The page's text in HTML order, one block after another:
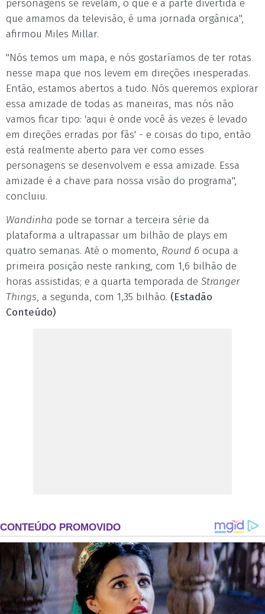
personagens se revelam, o que é a parte divertida e
que amamos da televisão, é uma jornada orgânica",
afirmou Miles Millar.
"Nós temos um mapa, e nós gostaríamos de ter rotas
nesse mapa que nos levem em direções inesperadas.
Então, estamos abertos a tudo. Nós queremos explorar
essa amizade de todas as maneiras, mas nós não
vamos ficar tipo: 'aqui é onde você às vezes é levado
em direções erradas por fãs' - e coisas do tipo, então
está realmente aberto para ver como esses
personagens se desenvolvem e essa amizade. Essa
amizade é a chave para nossa visão do programa",
concluiu.
Wandinha pode se tornar a terceira série da
plataforma a ultrapassar um bilhão de plays em
quatro semanas. Até o momento, Round 6 ocupa a
primeira posição neste ranking, com 1,6 bilhão de
horas assistidas; e a quarta temporada de Stranger
Things, a segunda, com 1,35 bilhão. (Estadão
Conteúdo)